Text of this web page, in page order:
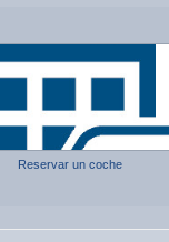
Reservar un coche